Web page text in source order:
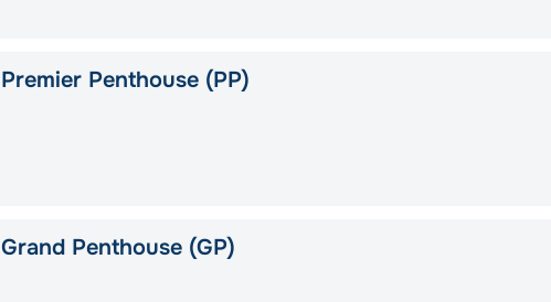
Premier Penthouse (PP)
Grand Penthouse (GP)